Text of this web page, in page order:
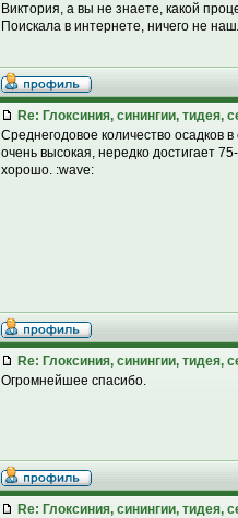
Виктория, а вы не знаете, какой
Поискала в интернете, ничего не
Re: Глоксиния, синингии, тидея,
Среднегодовое количество осадков
очень высокая, нередко достигает
хорошо. :wave:
Re: Глоксиния, синингии, тидея,
Огромнейшее спасибо.
Re: Глоксиния, синингии, тидея,